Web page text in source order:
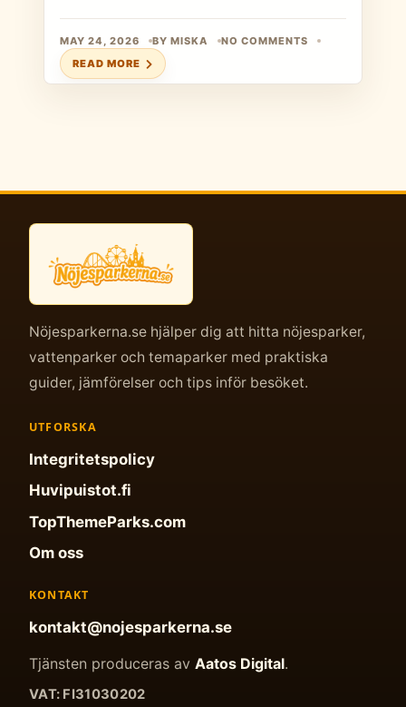
MAY 24, 2026 BY MISKA
NO COMMENTS
READ MORE
Nöjesparkerna.se hjälper dig att hitta nöjesparker,
vattenparker och temaparker med praktiska
guider, jämförelser och tips inför besöket.
UTFORSKA
Integritetspolicy
Huvipuistot.fi
TopThemeParks.com
Om oss
KONTAKT
kontakt@nojesparkerna.se
Tjänsten produceras av Aatos Digital.
VAT: FI31030202